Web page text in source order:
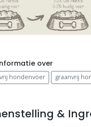
over
hondenvoer graanvrij
&